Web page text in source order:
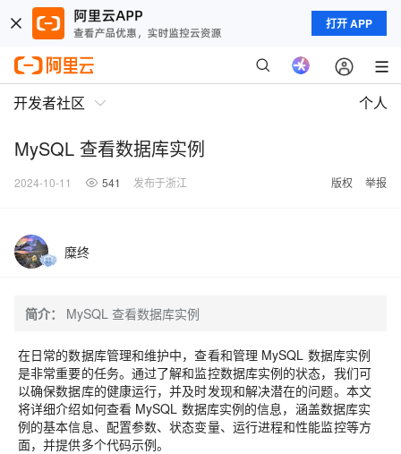
打开 APP
开发者社区 个人
MySQL 查看数据库实例
2024-10-11 541 发布于浙江 版权 举报
糜终
简介： MySQL 查看数据库实例
在日常的数据库管理和维护中，查看和管理 MySQL 数据库实例
是非常重要的任务。通过了解和监控数据库实例的状态，我们可
以确保数据库的健康运行，并及时发现和解决潜在的问题。本文
将详细介绍如何查看 MySQL 数据库实例的信息，涵盖数据库实
例的基本信息、配置参数、状态变量、运行进程和性能监控等方
面，并提供多个代码示例。